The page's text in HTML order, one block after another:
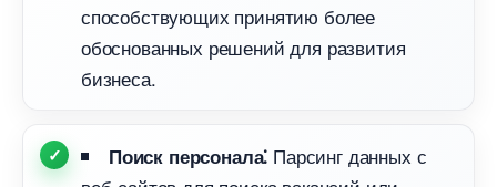
способствующих принятию более
обоснованных решений для развития
изнеса.​
Поиск персонала⁚ Парсинг данных с